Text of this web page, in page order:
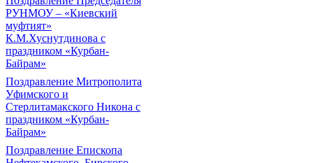
РУНМОУ – «Киевский
муфтият»
К.М.Хуснутдинова с
праздником «Курбан-
Байрам»
Поздравление Митрополита
Уфимского и
Стерлитамакского Никона с
праздником «Курбан-
Байрам»
Поздравление Епископа